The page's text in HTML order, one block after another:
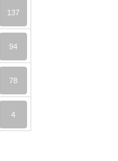
137
94
78
4